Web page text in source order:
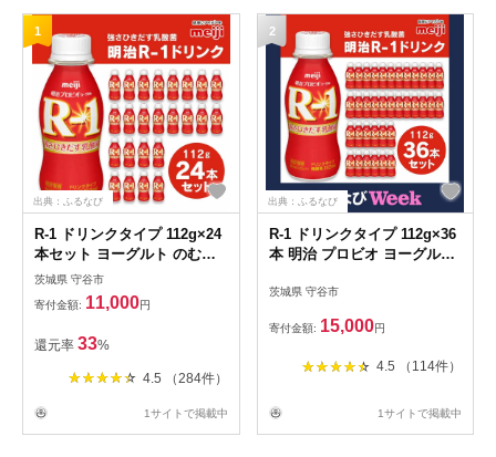
1
出典：ふるなび
R-1 ドリンクタイプ 112g×24
本セット ヨーグルト のむヨ
ーグルト 飲むヨーグルト r-1
茨城県 守谷市
寄付金額: 11,000円
還元率 33%
4.5 （284件）
1サイトで掲載中
2
出典：ふるなび
R-1 ドリンクタイプ 112g×36
本 明治 プロビオ ヨーグルト
ト r-1
茨城県 守谷市
寄付金額: 15,000円
4.5 （114件）
1サイトで掲載中